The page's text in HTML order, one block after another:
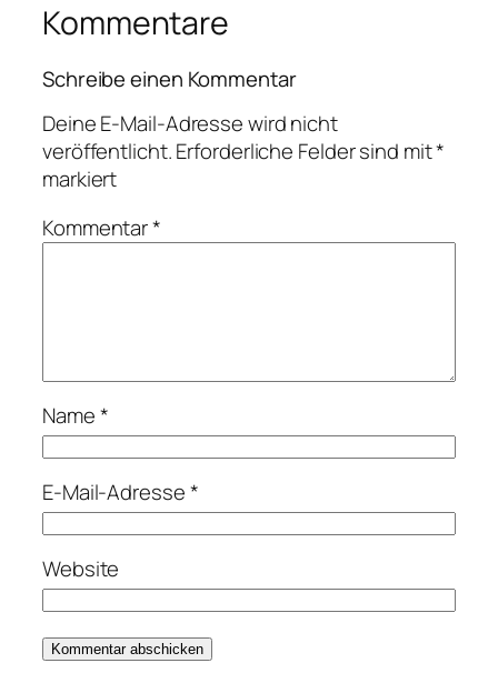
Kommentare
Schreibe einen Kommentar
Deine E-Mail-Adresse wird nicht
veröffentlicht.Erforderliche Felder sind mit*
markiert
Kommentar*
Name*
E-Mail-Adresse*
Website